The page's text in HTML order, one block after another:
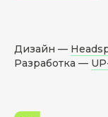
Дизайн —
Разработка —